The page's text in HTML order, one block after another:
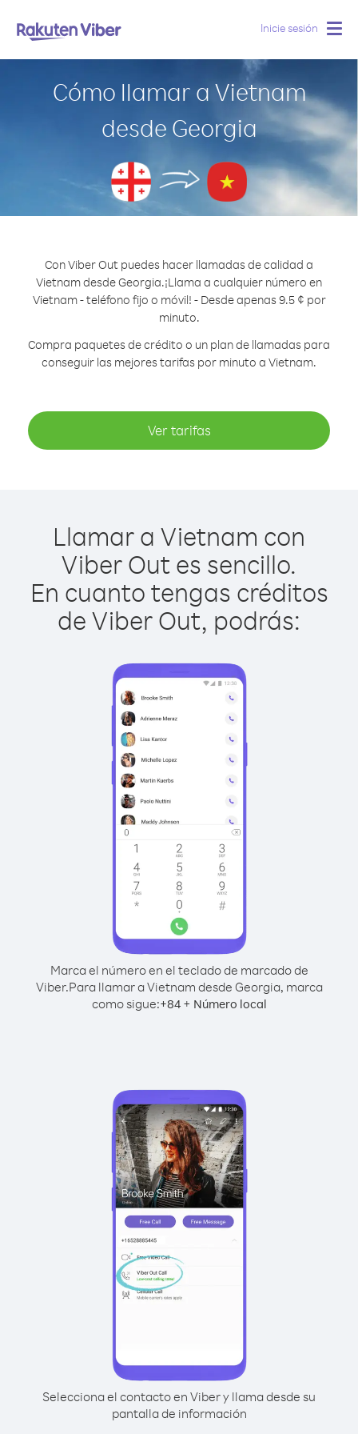
Inicie sesión
Cómo llamar a Vietnam
desde Georgia
Con Viber Out puedes hacer llamadas de calidad a
Vietnam desde Georgia.¡Llama a cualquier número en
Vietnam - teléfono fijo o móvil! - Desde apenas 9.5 ¢ por
minuto.
Compra paquetes de crédito o un plan de llamadas para
conseguir las mejores tarifas por minuto a Vietnam.
Ver tarifas
Llamar a Vietnam con
Viber Out es sencillo.
En cuanto tengas créditos
de Viber Out, podrás:
Marca el número en el teclado de marcado de
Viber.Para llamar a Vietnam desde Georgia, marca
como sigue:+84+ Número local
Selecciona el contacto en Viber y llama desde su
pantalla de información